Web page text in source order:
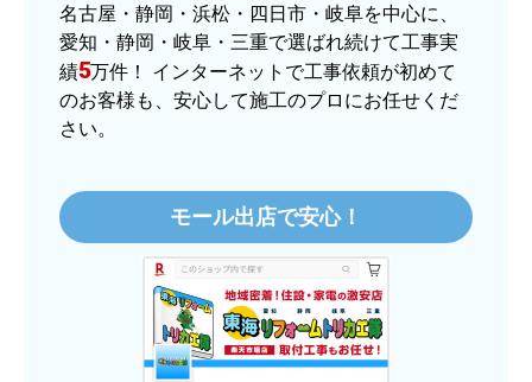
はい
【注文商品】ヒーター・ストーブ 【注
文時期】2025年11月頃（モバイルから）
【このショップを選んだ理由は？】
【注文からどのくらいで届きましたか？】
3日程で届きました。発送作業が早かったです。
【その他感想・コメント】
大手ネットショップよりも結構安いところで買う
のは不安でしたが、発送もかなり早くて、梱包も
名古屋・静岡・浜松・四日市・岐阜を中心に、
愛知・静岡・岐阜・三重で選ばれ続けて工事実
績5万件！ インターネットで工事依頼が初めて
のお客様も、安心して施工のプロにお任せくだ
さい。
モール出店で安心！